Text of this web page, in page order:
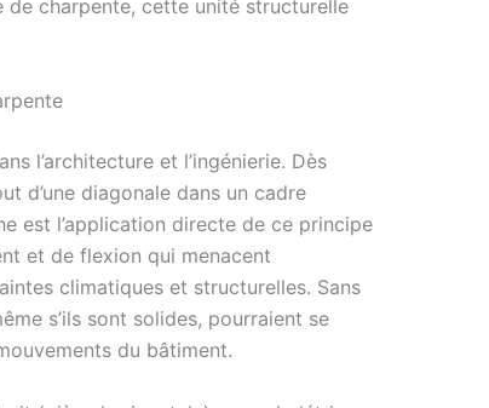
charpente, cette unité structurelle
l’architecture et l’ingénierie. Dès
d’une diagonale dans un cadre
est l’application directe de ce principe
et de flexion qui menacent
climatiques et structurelles. Sans
s’ils sont solides, pourraient se
du bâtiment.